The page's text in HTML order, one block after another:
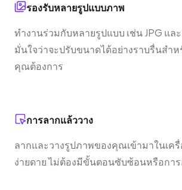
รองรับหลายรูปแบบภาพ
ทำงานร่วมกับหลายรูปแบบ เช่น JPG และ
มั่นใจว่าจะปรับขนาดได้อย่างราบรื่นสำ
คุณต้องการ
การลากแล้ววาง
ลากและวางรูปภาพของคุณเข้ามาในเครื่
ง่ายดาย ไม่ต้องมีขั้นตอนซับซ้อนหรือกา